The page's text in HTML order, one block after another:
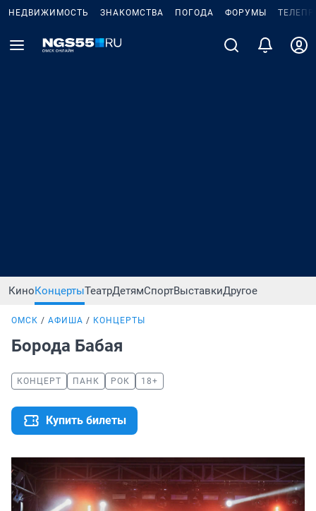
НЕДВИЖИМОСТЬ ЗНАКОМСТВА ПОГОДА ФОРУМЫ
КиноКонцертыТеатрДетямСпортВыставкиДругое
ОМСК АФИША КОНЦЕРТЫ
Борода Бабая
КОНЦЕРТ ПАНК РОК 18+
Купить билеты